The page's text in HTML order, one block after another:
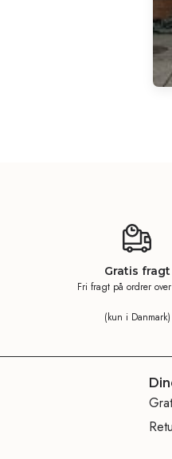
Gratis fragt
Fri fragt på ordrer
(kun i Danmark)